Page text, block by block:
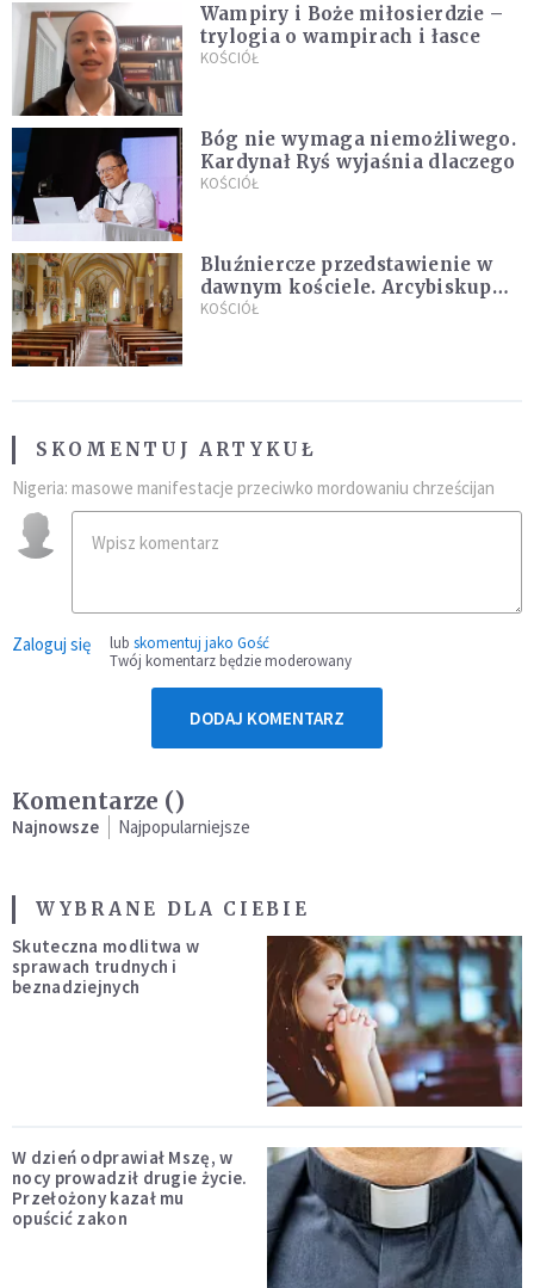
Wampiry i Boże miłosierdzie –
trylogia o wampirach i łasce
KOŚCIÓŁ
Bóg nie wymaga niemożliwego.
Kardynał Ryś wyjaśnia dlaczego
KOŚCIÓŁ
Bluźniercze przedstawienie w
dawnym kościele. Arcybiskup
stanowczo reaguje
KOŚCIÓŁ
SKOMENTUJ ARTYKUŁ
Nigeria: masowe manifestacje przeciwko mordowaniu chrześcijan
Zaloguj się lub skomentuj jako Gość
Twój komentarz będzie moderowany
DODAJ KOMENTARZ
Komentarze ()
Najnowsze Najpopularniejsze
WYBRANE DLA CIEBIE
Skuteczna modlitwa w
sprawach trudnych i
beznadziejnych
W dzień odprawiał Mszę, w
nocy prowadził drugie życie.
Przełożony kazał mu
opuścić zakon